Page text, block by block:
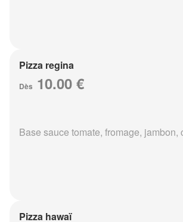
Pizza regina
Dès 10.00 €
Base sauce tomate, fromage, jambon,
Pizza hawaï